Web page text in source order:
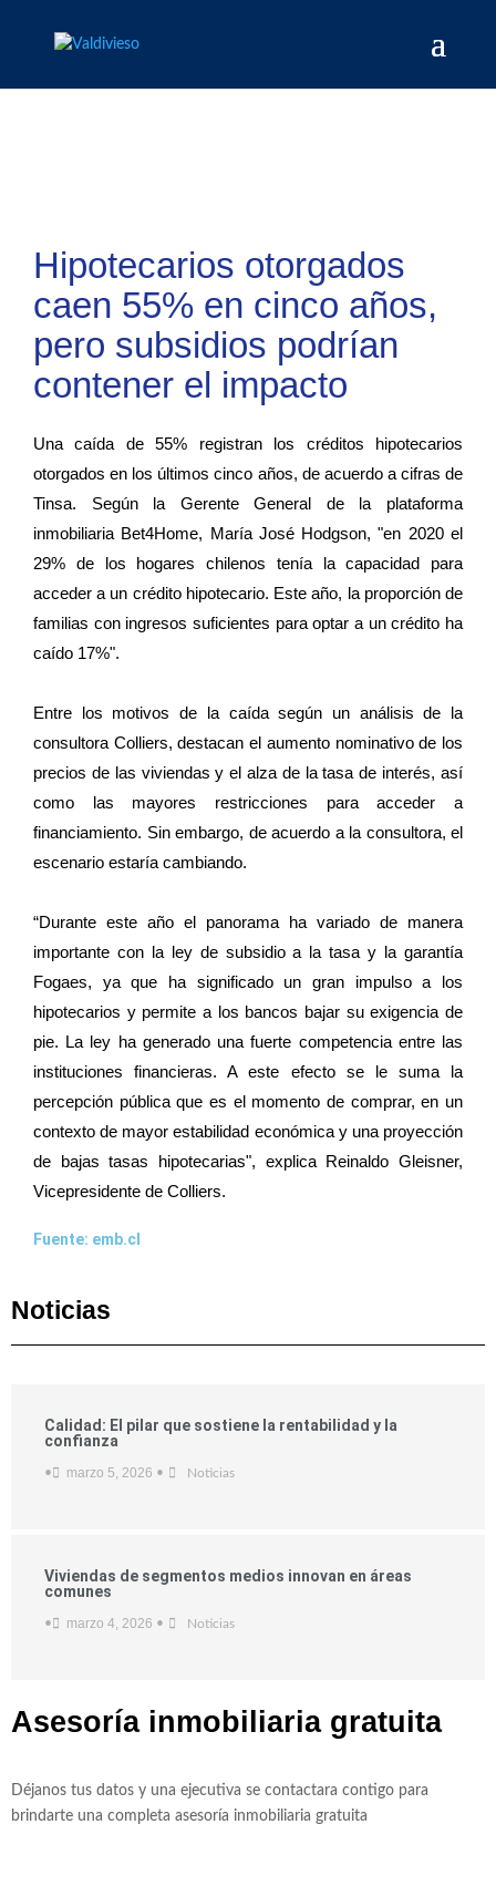
Hipotecarios otorgados
caen 55% en cinco años,
pero subsidios podrían
contener el impacto
Una caída de 55% registran los créditos hipotecarios
otorgados en los últimos cinco años, de acuerdo a cifras de
Tinsa. Según la Gerente General de la plataforma
inmobiliaria Bet4Home, María José Hodgson, "en 2020 el
29% de los hogares chilenos tenía la capacidad para
acceder a un crédito hipotecario. Este año, la proporción de
familias con ingresos suficientes para optar a un crédito ha
caído 17%".
Entre los motivos de la caída según un análisis de la
consultora Colliers, destacan el aumento nominativo de los
precios de las viviendas y el alza de la tasa de interés, así
como las mayores restricciones para acceder a
financiamiento. Sin embargo, de acuerdo a la consultora, el
escenario estaría cambiando.
“Durante este año el panorama ha variado de manera
importante con la ley de subsidio a la tasa y la garantía
Fogaes, ya que ha significado un gran impulso a los
hipotecarios y permite a los bancos bajar su exigencia de
pie. La ley ha generado una fuerte competencia entre las
instituciones financieras. A este efecto se le suma la
percepción pública que es el momento de comprar, en un
contexto de mayor estabilidad económica y una proyección
de bajas tasas hipotecarias", explica Reinaldo Gleisner,
Vicepresidente de Colliers.
Fuente: emb.cl
Noticias
Calidad: El pilar que sostiene la rentabilidad y la
confianza
• marzo 5, 2026 • Noticias
Viviendas de segmentos medios innovan en áreas
comunes
• marzo 4, 2026 • Noticias
Asesoría inmobiliaria gratuita
Déjanos tus datos y una ejecutiva se contactara contigo para
brindarte una completa asesoría inmobiliaria gratuita